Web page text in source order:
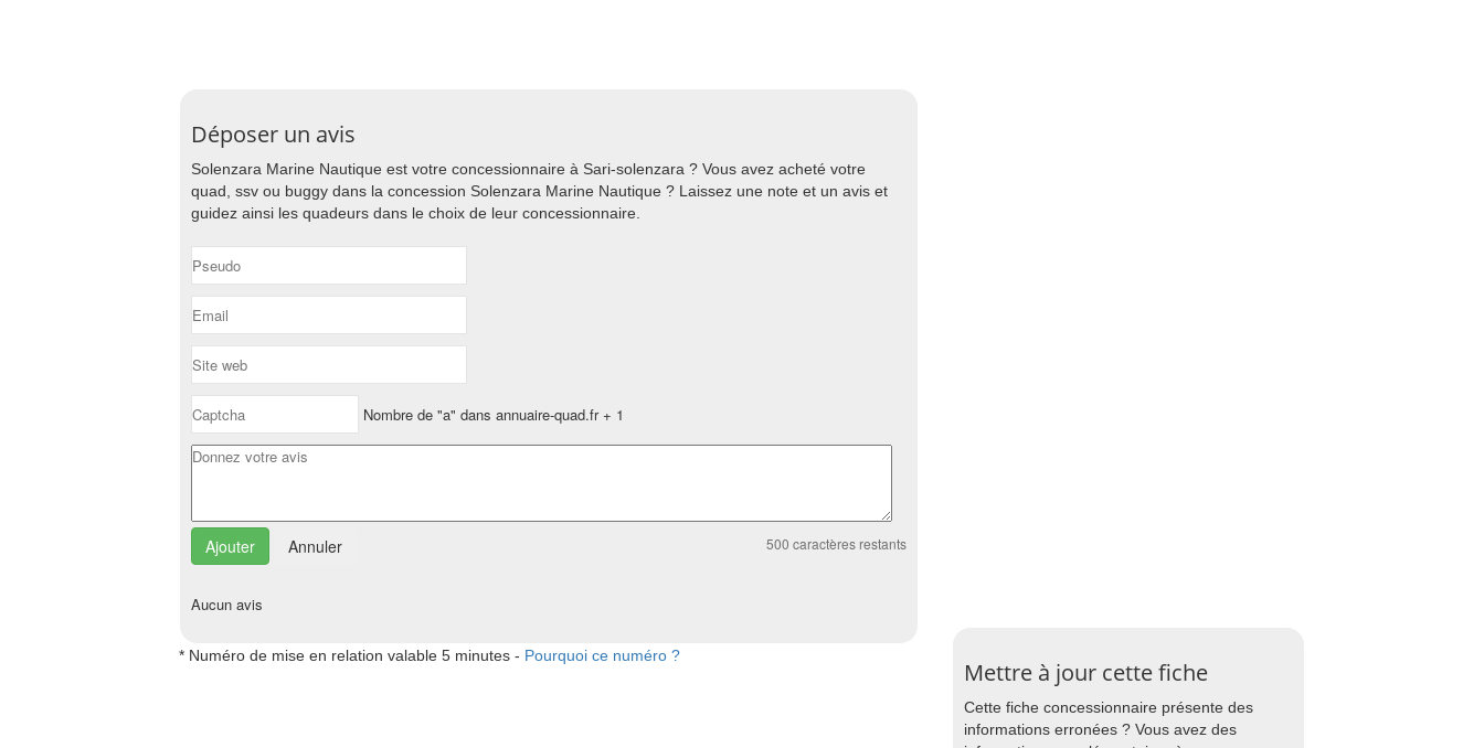
Déposer un avis
Solenzara Marine Nautique est votre concessionnaire à Sari-solenzara ? Vous avez acheté votre
quad, ssv ou buggy dans la concession Solenzara Marine Nautique ? Laissez une note et un avis et
guidez ainsi les quadeurs dans le choix de leur concessionnaire.
Nombre de "a" dans annuaire-quad.fr + 1
Annuler 500 caractères restants
Aucun avis
* Numéro de mise en relation valable 5 minutes - Pourquoi ce numéro ?
Mettre à jour cette fiche
Cette fiche concessionnaire présente des
informations erronées ? Vous avez des